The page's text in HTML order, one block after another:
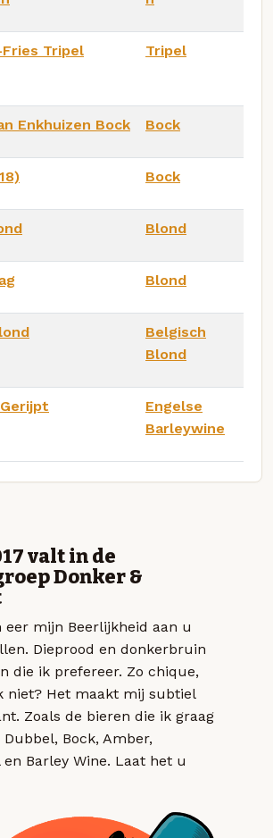
Tripel
Tripel
Enkhuizen Bock Bock
Bock
Blond
Blond
Belgisch
Blond
Engelse
Barleywine
valt in de
Donker &
eer mijn Beerlijkheid aan u
Dieprood en donkerbruin
die ik prefereer. Zo chique,
niet? Het maakt mij subtiel
Zoals de bieren die ik graag
Bock, Amber,
Barley Wine. Laat het u